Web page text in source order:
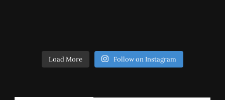
Load More Follow on Instagram